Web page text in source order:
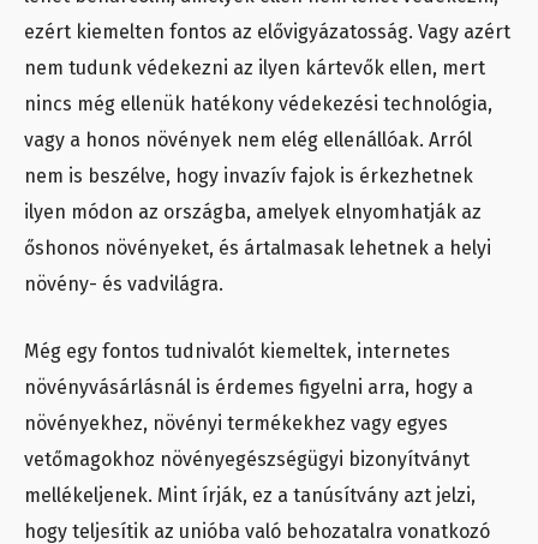
ezért kiemelten fontos az elővigyázatosság. Vagy azért
nem tudunk védekezni az ilyen kártevők ellen, mert
nincs még ellenük hatékony védekezési technológia,
vagy a honos növények nem elég ellenállóak. Arról
nem is beszélve, hogy invazív fajok is érkezhetnek
ilyen módon az országba, amelyek elnyomhatják az
őshonos növényeket, és ártalmasak lehetnek a helyi
növény- és vadvilágra.
Még egy fontos tudnivalót kiemeltek, internetes
növényvásárlásnál is érdemes figyelni arra, hogy a
növényekhez, növényi termékekhez vagy egyes
vetőmagokhoz növényegészségügyi bizonyítványt
mellékeljenek. Mint írják, ez a tanúsítvány azt jelzi,
hogy teljesítik az unióba való behozatalra vonatkozó